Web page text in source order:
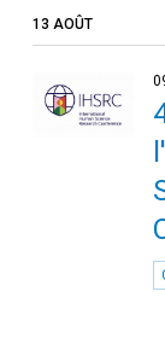
13 AOÛT